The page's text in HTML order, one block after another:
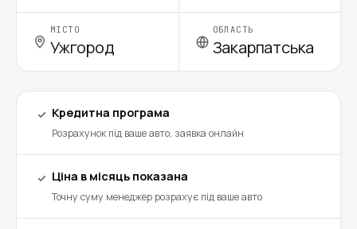
МІСТО
Ужгород
ОБЛАСТЬ
Закарпатська
Кредитна програма
Розрахунок під ваше авто, заявка онлайн
Ціна в місяць показана
Точну суму менеджер розрахує під ваше авто